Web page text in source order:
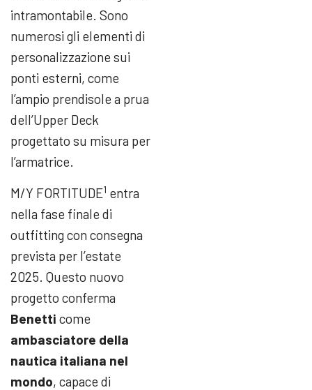
intramontabile. Sono
numerosi gli elementi di
personalizzazione sui
ponti esterni, come
l’ampio prendisole a prua
dell’Upper Deck
progettato su misura per
l’armatrice.
M/Y FORTITUDE1 entra
nella fase finale di
outfitting con consegna
prevista per l’estate
2025. Questo nuovo
progetto conferma
Benetti come
ambasciatore della
nautica italiana nel
mondo, capace di